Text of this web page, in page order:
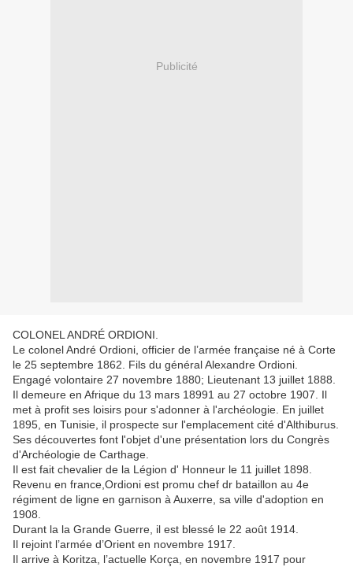
Publicité
COLONEL ANDRÉ ORDIONI.
Le colonel André Ordioni, officier de l’armée française né à Corte
le 25 septembre 1862. Fils du général Alexandre Ordioni.
Engagé volontaire 27 novembre 1880; Lieutenant 13 juillet 1888.
Il demeure en Afrique du 13 mars 18991 au 27 octobre 1907. Il
met à profit ses loisirs pour s'adonner à l'archéologie. En juillet
1895, en Tunisie, il prospecte sur l'emplacement cité d'Althiburus.
Ses découvertes font l'objet d'une présentation lors du Congrès
d'Archéologie de Carthage.
Il est fait chevalier de la Légion d' Honneur le 11 juillet 1898.
Revenu en france,Ordioni est promu chef dr bataillon au 4e
régiment de ligne en garnison à Auxerre, sa ville d'adoption en
1908.
Durant la la Grande Guerre, il est blessé le 22 août 1914.
Il rejoint l’armée d’Orient en novembre 1917.
Il arrive à Koritza, l’actuelle Korça, en novembre 1917 pour